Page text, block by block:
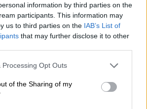
information by third parties on the
participants. This information may
us to third parties on the IAB’s List of
that may further disclose it to other
website/app uses one or more Google
or usage behaviour. You may click to
to Google and its third-party tags to
specified purposes in below Google
Processing Opt Outs
of the Sharing of my
ότι στόχος είναι να
μενού στον
της περιοχής, κατά
έτσι ώστε να δοθεί ένα
τουριστική αγορά, και
να υπάρξει επιμήκυνση της
ανάδειξη της
του τόπου, και μέσα από